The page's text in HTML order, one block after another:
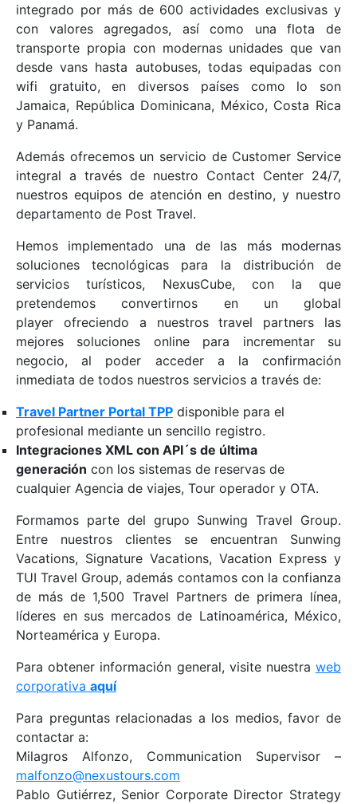
integrado por más de 600 actividades exclusivas y
con valores agregados, así como una flota de
transporte propia con modernas unidades que van
desde vans hasta autobuses, todas equipadas con
wifi gratuito, en diversos países como lo son
Jamaica, República Dominicana, México, Costa Rica
y Panamá.
Además ofrecemos un servicio de Customer Service
integral a través de nuestro Contact Center 24/7,
nuestros equipos de atención en destino, y nuestro
departamento de Post Travel.
Hemos implementado una de las más modernas
soluciones tecnológicas para la distribución de
servicios turísticos, NexusCube, con la que
pretendemos convertirnos en un global
player ofreciendo a nuestros travel partners las
mejores soluciones online para incrementar su
negocio, al poder acceder a la confirmación
inmediata de todos nuestros servicios a través de:
Travel Partner Portal TPP disponible para el
profesional mediante un sencillo registro.
Integraciones XML con API´s de última
generación con los sistemas de reservas de
cualquier Agencia de viajes, Tour operador y OTA.
Formamos parte del grupo Sunwing Travel Group.
Entre nuestros clientes se encuentran Sunwing
Vacations, Signature Vacations, Vacation Express y
TUI Travel Group, además contamos con la confianza
de más de 1,500 Travel Partners de primera línea,
líderes en sus mercados de Latinoamérica, México,
Norteamérica y Europa.
Para obtener información general, visite nuestra web
corporativa aquí
Para preguntas relacionadas a los medios, favor de
contactar a:
Milagros Alfonzo, Communication Supervisor –
malfonzo@nexustours.com
Pablo Gutiérrez, Senior Corporate Director Strategy